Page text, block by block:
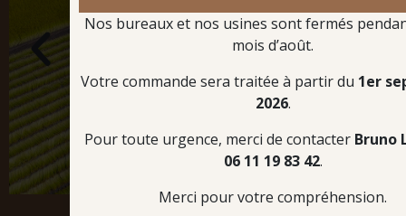
Nos bureaux et nos usines sont fermés
mois d’août.
Votre commande sera traitée à partir du 1er
2026.
Pour toute urgence, merci de contacter Bruno
06 11 19 83 42.
Merci pour votre compréhension.